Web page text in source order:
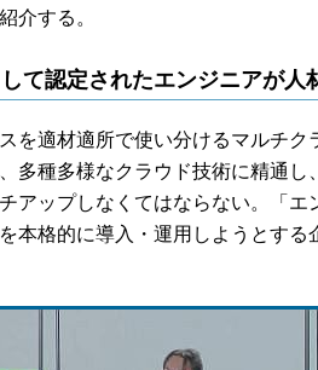
介する。
して認定されたエンジニアが人
を適材適所で使い分けるマルチク
多種多様なクラウド技術に精通し
アップしなくてはならない。「エ
本格的に導入・運用しようとする